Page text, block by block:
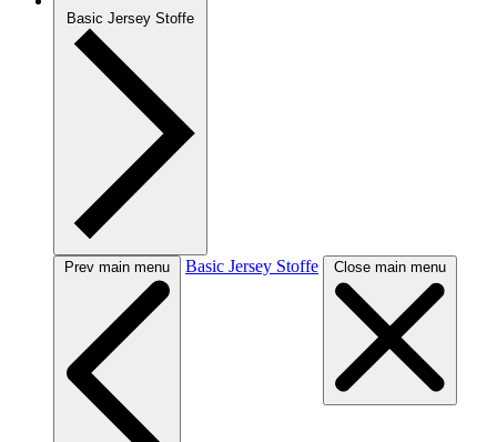
Basic Jersey Stoffe
Prev main menu Basic Jersey Stoffe Close main menu